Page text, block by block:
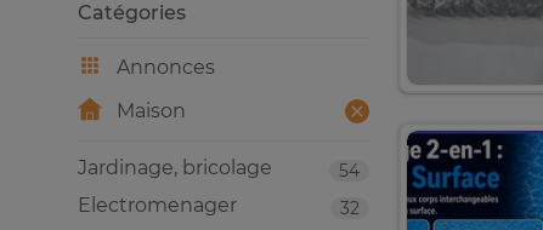
Catégories
Annonces
Maison
54
Jardinage, bricolage
32
Electromenager